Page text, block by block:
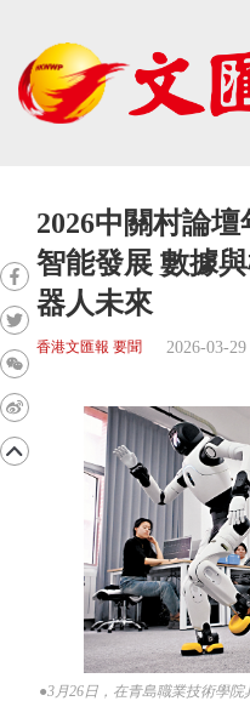
2026中關村論
智能發展 數據
器人未來
香港文匯報 要聞 2026-03-29
●3月26日，在青島職業技術學